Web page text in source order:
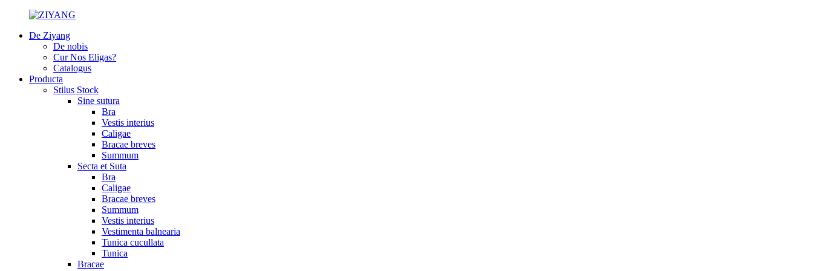
De Ziyang
De nobis
Cur Nos Eligas?
Catalogus
Producta
Stilus Stock
Sine sutura
Bra
Vestis interius
Caligae
Bracae breves
Summum
Secta et Suta
Bra
Caligae
Bracae breves
Summum
Vestis interius
Vestimenta balnearia
Tunica cucullata
Tunica
Bracae